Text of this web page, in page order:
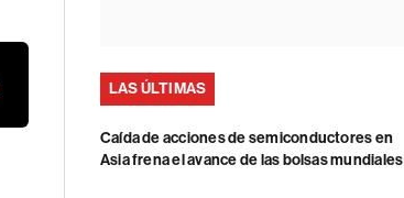
LAS ÚLTIMAS
Caída de acciones de semiconductores en
Asia frena el avance de las bolsas mundiales